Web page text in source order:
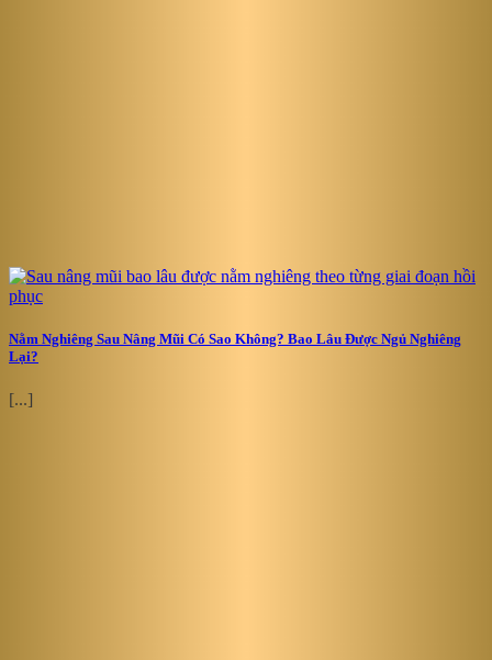
Nằm Nghiêng Sau Nâng Mũi Có Sao Không? Bao Lâu Được Ngủ Nghiêng
Lại?
[...]